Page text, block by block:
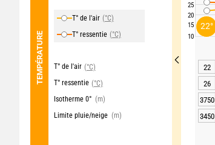
TEMPÉRATURE
T° de l'air (°C)
T° ressentie (°C)
T° de l'air (°C)
T° ressentie (°C)
Isotherme 0° (m)
Limite pluie/neige (m)
25
20
15
10
22
26
3750
3450
22°